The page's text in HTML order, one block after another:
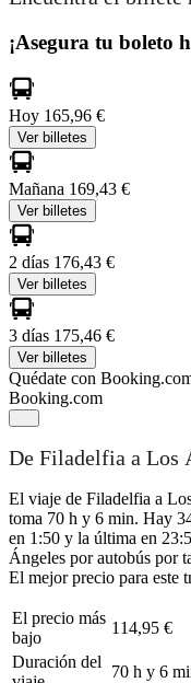
¡Asegura tu boleto
Hoy 165,96 €
Ver billetes
Mañana 169,43 €
Ver billetes
2 días 176,43 €
Ver billetes
3 días 175,46 €
Ver billetes
Quédate con
Booking.com
De Filadelfia a Los
El viaje de Filadelfia a
toma 70 h y 6 min. Hay
en 1:50 y la última en
Ángeles por autobús por
El mejor precio para este
El precio más
bajo
114,95 €
Duración del
70 h y 6